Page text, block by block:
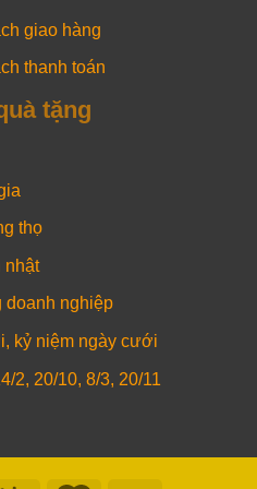
giao hàng
thanh toán
tặng
thọ
nhật
doanh nghiệp
kỷ niệm ngày cưới
2, 20/10, 8/3, 20/11